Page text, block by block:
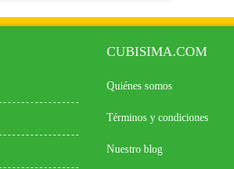
CUBISIMA.COM
Quiénes somos
Términos y condiciones
Nuestro blog